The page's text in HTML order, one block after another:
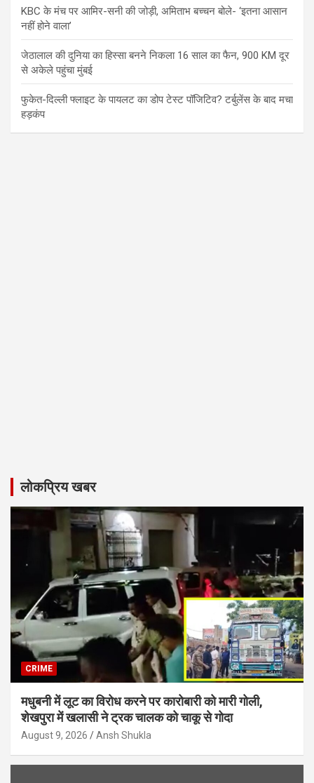
KBC के मंच पर आमिर-सनी की जोड़ी, अमिताभ बच्चन बोले- ‘इतना आसान
नहीं होने वाला’
जेठालाल की दुनिया का हिस्सा बनने निकला 16 साल का फैन, 900 KM दूर
से अकेले पहुंचा मुंबई
फुकेत-दिल्ली फ्लाइट के पायलट का डोप टेस्ट पॉजिटिव? टर्बुलेंस के बाद मचा
हड़कंप
लोकप्रिय खबर
CRIME
मधुबनी में लूट का विरोध करने पर कारोबारी को मारी गोली,
शेखपुरा में खलासी ने ट्रक चालक को चाकू से गोदा
August 9, 2026 Ansh Shukla